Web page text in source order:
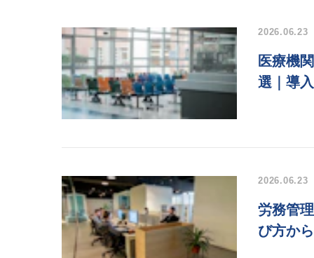
2026.06.23
医療機
選｜導
2026.06.23
労務管
び方か